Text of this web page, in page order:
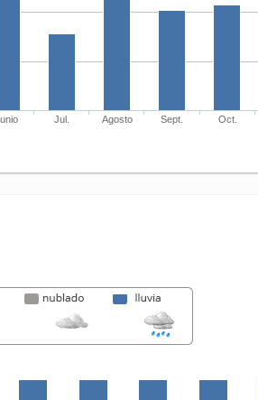
Jul. Agosto Sept. Oct.